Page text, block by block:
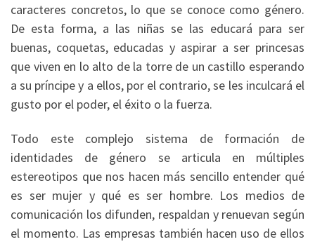
caracteres concretos, lo que se conoce como género.
De esta forma, a las niñas se las educará para ser
buenas, coquetas, educadas y aspirar a ser princesas
que viven en lo alto de la torre de un castillo esperando
a su príncipe y a ellos, por el contrario, se les inculcará el
gusto por el poder, el éxito o la fuerza.
Todo este complejo sistema de formación de
identidades de género se articula en múltiples
estereotipos que nos hacen más sencillo entender qué
es ser mujer y qué es ser hombre. Los medios de
comunicación los difunden, respaldan y renuevan según
el momento. Las empresas también hacen uso de ellos